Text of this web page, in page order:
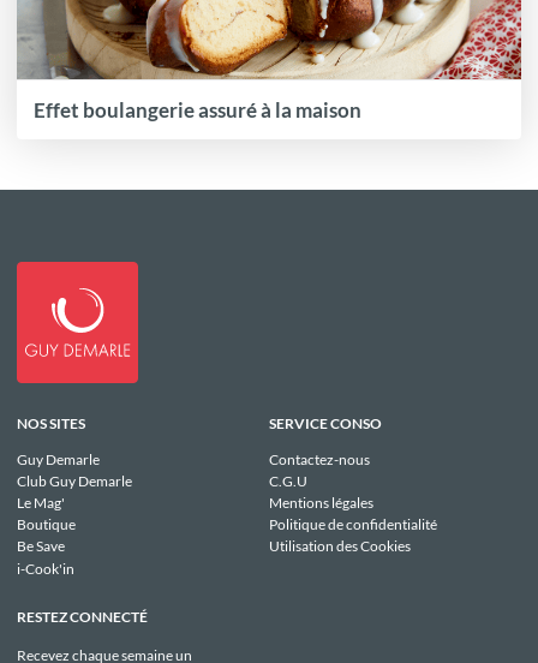
Effet boulangerie assuré à la maison
NOS SITES
Guy Demarle
Club Guy Demarle
Le Mag'
Boutique
Be Save
i-Cook'in
SERVICE CONSO
Contactez-nous
C.G.U
Mentions légales
Politique de confidentialité
Utilisation des Cookies
RESTEZ CONNECTÉ
Recevez chaque semaine un